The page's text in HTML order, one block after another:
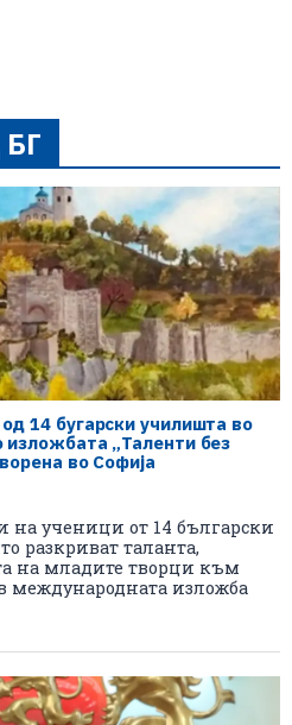
14 бугарски училишта во
изложбата „Таленти без
во Софија
на ученици от 14 български
разкриват таланта,
на младите творци към
международната изложба